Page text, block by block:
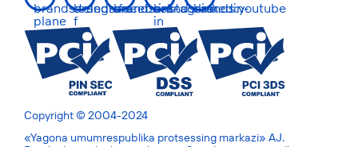
brands:telegram-
plane
brands:facebook-
f
brands:instagram
brands:linkedin-
in
brands:youtube
Copyright © 2004-2024
«Yagona umumrespublika protsessing markazi» AJ.